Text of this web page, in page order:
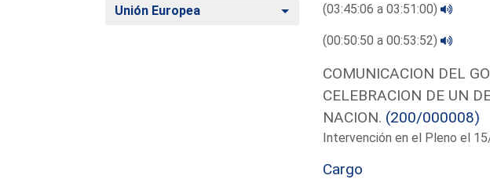
Unión Europea Alternar(03:45:06 a 03:51:00)
(00:50:50 a 00:53:52)
COMUNICACION DEL
CELEBRACION DE UN
NACION. (200/000008)
Intervención en el Pleno el
Cargo